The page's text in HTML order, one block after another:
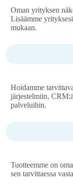
Oman yrityksen
Lisäämme
mukaan.
Hoidamme
järjestelmiin,
palveluihin.
Tuotteemme on
sen tarvittaessa